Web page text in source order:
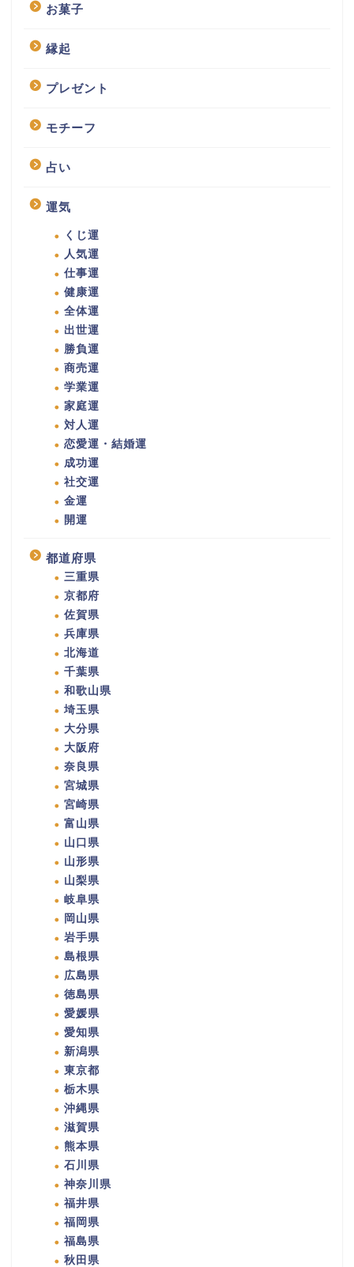
お菓子
縁起
プレゼント
モチーフ
占い
運気
くじ運
人気運
仕事運
健康運
全体運
出世運
勝負運
商売運
学業運
家庭運
対人運
恋愛運・結婚運
成功運
社交運
金運
開運
都道府県
三重県
京都府
佐賀県
兵庫県
北海道
千葉県
和歌山県
埼玉県
大分県
大阪府
奈良県
宮城県
宮崎県
富山県
山口県
山形県
山梨県
岐阜県
岡山県
岩手県
島根県
広島県
徳島県
愛媛県
愛知県
新潟県
東京都
栃木県
沖縄県
滋賀県
熊本県
石川県
神奈川県
福井県
福岡県
福島県
秋田県